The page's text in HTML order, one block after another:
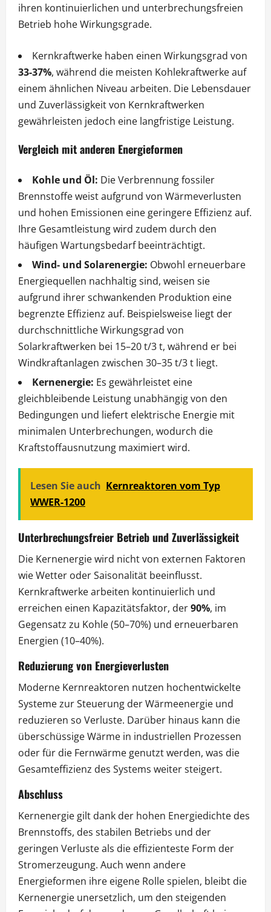
ihren kontinuierlichen und unterbrechungsfreien
Betrieb hohe Wirkungsgrade.
Kernkraftwerke haben einen Wirkungsgrad von
33-37%, während die meisten Kohlekraftwerke auf
einem ähnlichen Niveau arbeiten. Die Lebensdauer
und Zuverlässigkeit von Kernkraftwerken
gewährleisten jedoch eine langfristige Leistung.
Vergleich mit anderen Energieformen
Kohle und Öl: Die Verbrennung fossiler
Brennstoffe weist aufgrund von Wärmeverlusten
und hohen Emissionen eine geringere Effizienz auf.
Ihre Gesamtleistung wird zudem durch den
häufigen Wartungsbedarf beeinträchtigt.
Wind- und Solarenergie: Obwohl erneuerbare
Energiequellen nachhaltig sind, weisen sie
aufgrund ihrer schwankenden Produktion eine
begrenzte Effizienz auf. Beispielsweise liegt der
durchschnittliche Wirkungsgrad von
Solarkraftwerken bei 15–20 t/3 t, während er bei
Windkraftanlagen zwischen 30–35 t/3 t liegt.
Kernenergie: Es gewährleistet eine
gleichbleibende Leistung unabhängig von den
Bedingungen und liefert elektrische Energie mit
minimalen Unterbrechungen, wodurch die
Kraftstoffausnutzung maximiert wird.
Lesen Sie auch Kernreaktoren vom Typ
WWER-1200
Unterbrechungsfreier Betrieb und Zuverlässigkeit
Die Kernenergie wird nicht von externen Faktoren
wie Wetter oder Saisonalität beeinflusst.
Kernkraftwerke arbeiten kontinuierlich und
erreichen einen Kapazitätsfaktor, der90%, im
Gegensatz zu Kohle (50–70%) und erneuerbaren
Energien (10–40%).
Reduzierung von Energieverlusten
Moderne Kernreaktoren nutzen hochentwickelte
Systeme zur Steuerung der Wärmeenergie und
reduzieren so Verluste. Darüber hinaus kann die
überschüssige Wärme in industriellen Prozessen
oder für die Fernwärme genutzt werden, was die
Gesamteffizienz des Systems weiter steigert.
Abschluss
Kernenergie gilt dank der hohen Energiedichte des
Brennstoffs, des stabilen Betriebs und der
geringen Verluste als die effizienteste Form der
Stromerzeugung. Auch wenn andere
Energieformen ihre eigene Rolle spielen, bleibt die
Kernenergie unersetzlich, um den steigenden